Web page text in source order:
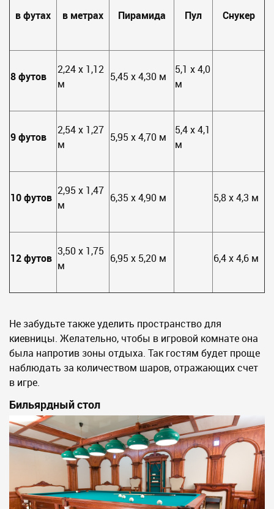
в футах в метрах Пирамида Пул Снукер
8 футов
2,24 х 1,12
м
5,45 х 4,30 м
5,1 х 4,0
м
9 футов
2,54 х 1,27
м
5,95 х 4,70 м
5,4 х 4,1
м
10 футов
2,95 х 1,47
м
6,35 х 4,90 м 5,8 х 4,3 м
12 футов
3,50 х 1,75
м
6,95 х 5,20 м 6,4 х 4,6 м
Не забудьте также уделить пространство для
киевницы. Желательно, чтобы в игровой комнате она
была напротив зоны отдыха. Так гостям будет проще
наблюдать за количеством шаров, отражающих счет
в игре.
Бильярдный стол